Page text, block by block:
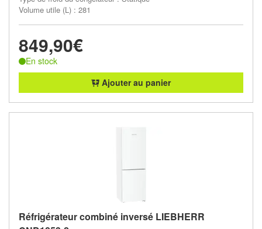
Volume utile (L) : 281
849,90€
En stock
Ajouter au panier
Réfrigérateur combiné inversé LIEBHERR